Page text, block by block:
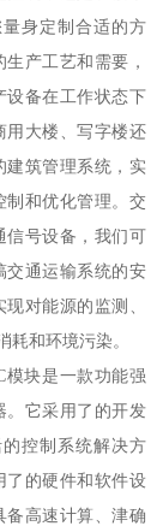
身定制合适的方
产工艺和需要，
设备在工作状态下
用大楼、写字楼还
建筑管理系统，实
制和优化管理。交
信号设备，我们可
交通运输系统的安
对能源的监测、
耗和环境污染。
块是一款功能强
。它采用了的开发
控制系统解决方
了的硬件和软件设
备高速计算、津确